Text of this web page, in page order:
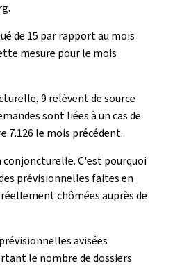
de 15 par rapport au mois
mesure pour le mois
9 relèvent de source
sont liées à un cas de
7.126 le mois précédent.
C'est pourquoi
prévisionnelles faites en
chômées auprès de
avisées
le nombre de dossiers